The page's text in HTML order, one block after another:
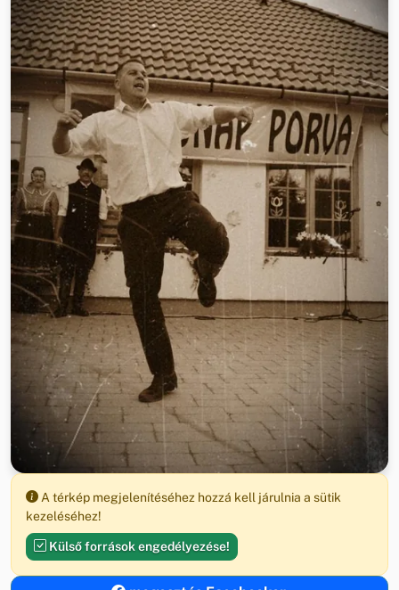
A térkép megjelenítéséhez hozzá kell járulnia a sütik
kezeléséhez!
Külső források engedélyezése!